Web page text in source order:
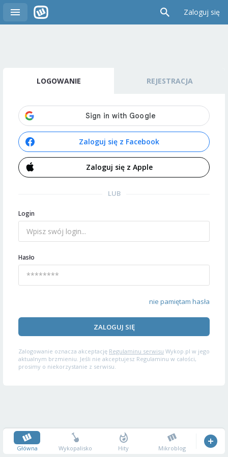
Zaloguj się
LOGOWANIE REJESTRACJA
Zaloguj się z Facebook
Zaloguj się z Apple
LUB
Login
Hasło
nie pamiętam hasła
ZALOGUJ SIĘ
Zalogowanie oznacza akceptację Regulaminu serwisu Wykop.pl w jego
aktualnym brzmieniu. Jeśli nie akceptujesz Regulaminu w całości,
prosimy o niekorzystanie z serwisu.
Główna Wykopalisko Hity Mikroblog